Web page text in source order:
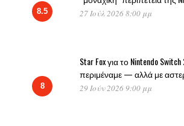
8.5 27 Ιούλ 2026 8:00 μμ
8
Star Fox για το Nintendo
περιμέναμε — αλλά με
29 Ιούν 2026 9:00 μμ